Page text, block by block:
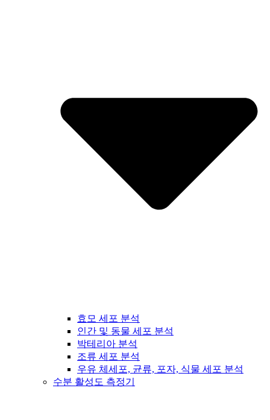
효모 세포 분석
인간 및 동물 세포 분석
박테리아 분석
조류 세포 분석
우유 체세포, 균류, 포자, 식물 세포 분석
수분 활성도 측정기